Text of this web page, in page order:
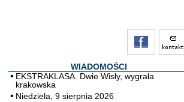
WIADOMOŚCI
EKSTRAKLASA. Dwie Wisły, wygrała
krakowska
Niedziela, 9 sierpnia 2026